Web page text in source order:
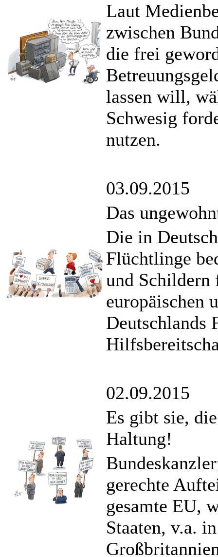
Laut
zwischen
die frei
lassen will,
Schwesig
nutzen.
03.09.2015
Das
Die in
Flüchtlinge
und Schildern
europäischen
Deutschlands
02.09.2015
Es gibt sie,
Haltung!
gerechte
gesamte EU,
Staaten, v.a.